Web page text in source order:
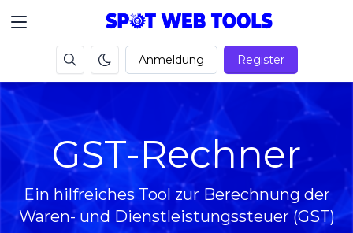
Anmeldung Register
GST-Rechner
Ein hilfreiches Tool zur Berechnung der
Waren- und Dienstleistungssteuer (GST)